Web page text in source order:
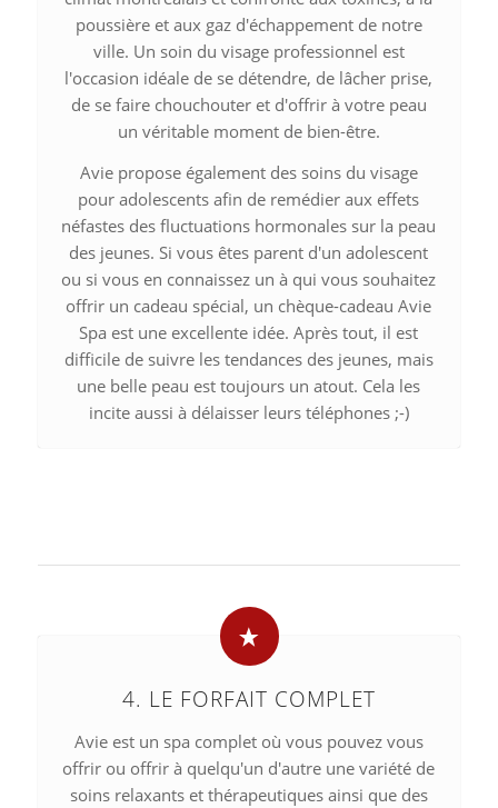
poussière et aux gaz d'échappement de notre
ville. Un soin du visage professionnel est
l'occasion idéale de se détendre, de lâcher prise,
de se faire chouchouter et d'offrir à votre peau
un véritable moment de bien-être.
Avie propose également des soins du visage
pour adolescents afin de remédier aux effets
néfastes des fluctuations hormonales sur la peau
des jeunes. Si vous êtes parent d'un adolescent
ou si vous en connaissez un à qui vous souhaitez
offrir un cadeau spécial, un chèque-cadeau Avie
Spa est une excellente idée. Après tout, il est
difficile de suivre les tendances des jeunes, mais
une belle peau est toujours un atout. Cela les
incite aussi à délaisser leurs téléphones ;-)
4. LE FORFAIT COMPLET
Avie est un spa complet où vous pouvez vous
offrir ou offrir à quelqu'un d'autre une variété de
soins relaxants et thérapeutiques ainsi que des